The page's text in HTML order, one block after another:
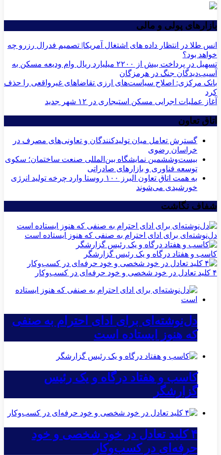
بازارهای پولی و مالی
انس طلا در انتظار داده های اشتغال آمریکا| تصمیم فدرال رزرو چه
خواهد بود؟
تسهیل در پرداخت بیش از ۲۲۰۰ میلیارد ریال وام ودیعه مسکن به
آسیب‌دیدگان جنگ در هرمزگان
بانک مرکزی: اصلاح سیاست‌های ارزی تقاضاهای غیرواقعی را حذف
کرد
آغاز عملیات اجرایی مسکن استیجاری در ۱۲ شهر جدید
اتاق تعاون
گسترش تعامل میان تولیدکنندگان و تعاونی‌های مصرف در
خراسان رضوی
بیست‌وششمین نمایشگاه بین‌المللی صنعت ساختمان؛ سکوی
توسعه فناوری و بازارهای صادراتی
به همت اتاق تعاون البرز ۱۰۰ روستا وارد چرخه تولید انرژی
خورشیدی می‌شوند
شفاف نگاشت
دل‌نوشته‌ای برای ادای احترام به صنفی که هنوز ایستاده است
کاسب و هفتاد درگاه و یک رئیس گزارشگر
۴ کلید تعادل در خود شخصی و خود حرفه‌ای در کسب‌وکار
دل‌نوشته‌ای برای ادای احترام به صنفی
که هنوز ایستاده است
کاسب و هفتاد درگاه و یک رئیس
گزارشگر
۴ کلید تعادل در خود شخصی و خود
حرفه‌ای در کسب‌وکار